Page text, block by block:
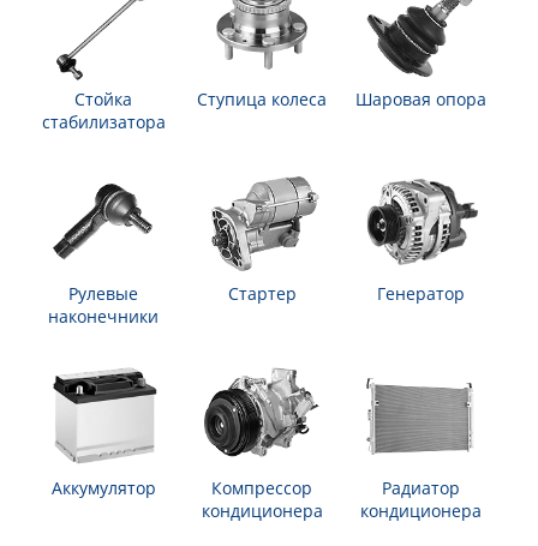
Стойка
стабилизатора
Ступица колеса Шаровая опора
Рулевые
наконечники
Стартер Генератор
Аккумулятор
Компрессор
кондиционера
Радиатор
кондиционера